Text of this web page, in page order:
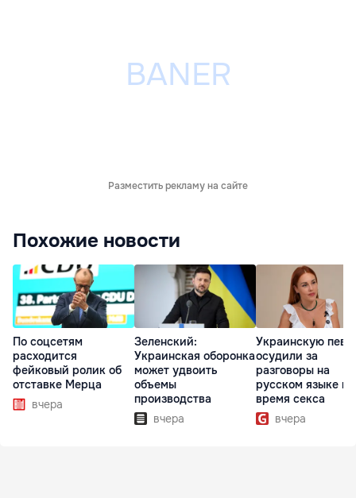
Разместить рекламу на сайте
Похожие новости
По соцсетям
расходится
фейковый ролик об
отставке Мерца
вчера
Зеленский:
Украинская оборонка
может удвоить
объемы
производства
вчера
Украинскую
осудили за
разговоры на
русском языке во
время секса
вчера